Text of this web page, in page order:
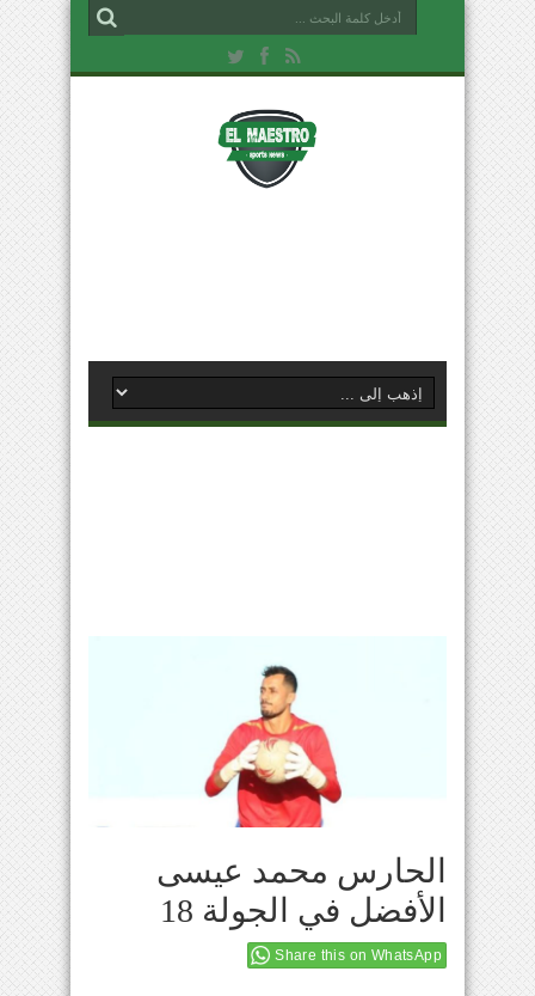
الحارس محمد عيسى
الأفضل في الجولة 18
Share this on WhatsApp